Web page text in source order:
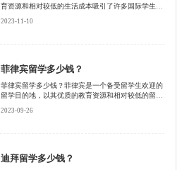
育资源和相对较低的生活成本吸引了许多国际学生。
2023-11-10
菲律宾留学多少钱？
菲律宾留学多少钱？菲律宾是一个备受留学生欢迎的
留学目的地，以其优质的教育资源和相对较低的留学
费用情况，以帮助读者更好地了解留学菲律宾的经济
2023-09-26
迪拜留学多少钱？